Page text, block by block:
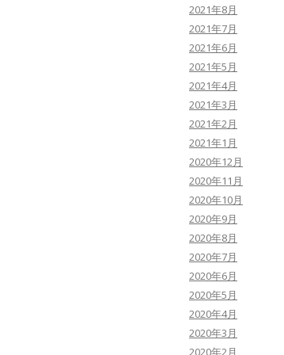
2021年8月
2021年7月
2021年6月
2021年5月
2021年4月
2021年3月
2021年2月
2021年1月
2020年12月
2020年11月
2020年10月
2020年9月
2020年8月
2020年7月
2020年6月
2020年5月
2020年4月
2020年3月
2020年2月